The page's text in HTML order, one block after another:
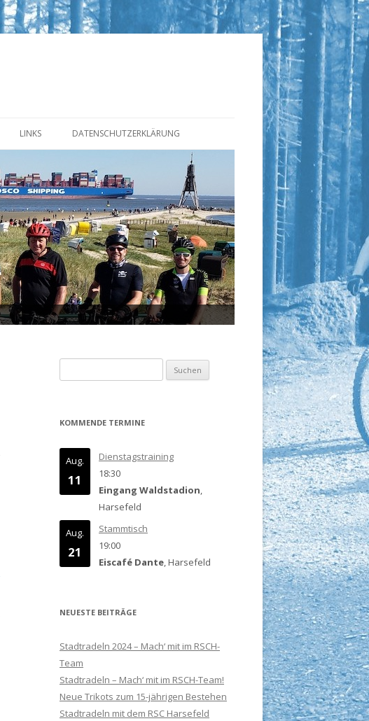
LINKS DATENSCHUTZERKLÄRUNG
nach:
KOMMENDE TERMINE
Aug.
11
Dienstagstraining
18:30
Eingang Waldstadion,
Harsefeld
Aug.
21
Stammtisch
19:00
Eiscafé Dante, Harsefeld
NEUESTE BEITRÄGE
Stadtradeln 2024 – Mach‘ mit im RSCH-
Team
Stadtradeln – Mach‘ mit im RSCH-Team!
Neue Trikots zum 15-jährigen Bestehen
Stadtradeln mit dem RSC Harsefeld